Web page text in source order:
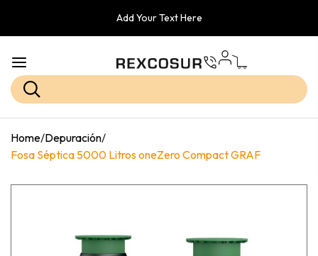
Add Your Text Here
Home/Depuración/
Fosa Séptica 5000 Litros oneZero Compact GRAF